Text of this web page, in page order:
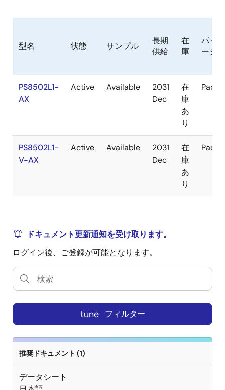
型名 状態 サンプル
長期
供給
在
庫
パッケ
ージ
PS8502L1-
AX
Active Available
2031
Dec
在
庫
あ
り
PS8502L1-
V-AX
Active Available
2031
Dec
在
庫
あ
り
ドキュメント更新通知を受け取ります。
ログイン後、ご登録が可能となります。
tune フィルター
推奨ドキュメント (1)
データシート